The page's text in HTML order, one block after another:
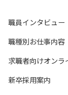
職員インタビュー
職種別お仕事内容
求職者向けオンラ
新卒採用案内